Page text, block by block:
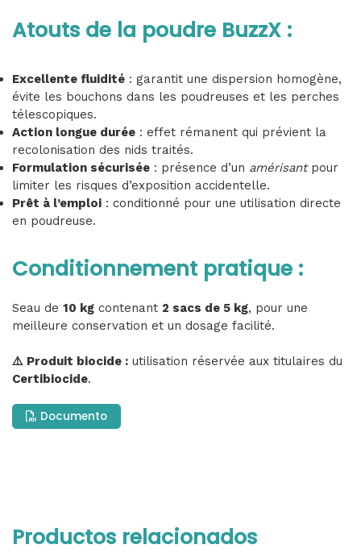
Atouts de la poudre BuzzX :
Excellente fluidité : garantit une dispersion homogène,
évite les bouchons dans les poudreuses et les perches
télescopiques.
Action longue durée : effet rémanent qui prévient la
recolonisation des nids traités.
Formulation sécurisée : présence d’un amérisantpour
limiter les risques d’exposition accidentelle.
Prêt à l’emploi : conditionné pour une utilisation directe
en poudreuse.
Conditionnement pratique :
Seau de 10 kg contenant 2 sacs de 5 kg, pour une
meilleure conservation et un dosage facilité.
⚠️ Produit biocide : utilisation réservée aux titulaires du
Certibiocide.
Documento
Productos relacionados